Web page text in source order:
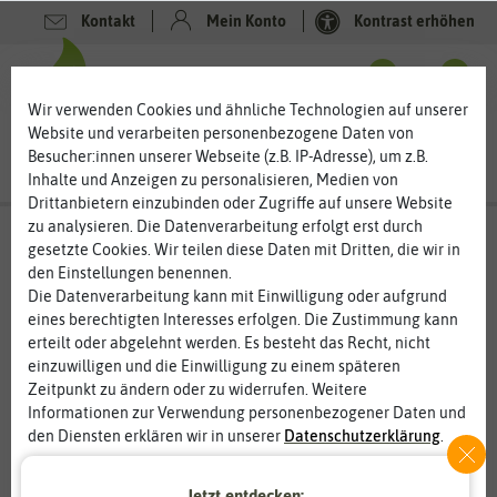
Kontakt Mein Konto Kontrast erhöhen
-50%
Wir verwenden Cookies und ähnliche Technologien auf unserer
Website und verarbeiten personenbezogene Daten von
Besucher:innen unserer Webseite (z.B. IP-Adresse), um z.B.
Inhalte und Anzeigen zu personalisieren, Medien von
Drittanbietern einzubinden oder Zugriffe auf unsere Website
zu analysieren. Die Datenverarbeitung erfolgt erst durch
gesetzte Cookies. Wir teilen diese Daten mit Dritten, die wir in
den Einstellungen benennen.
Die Datenverarbeitung kann mit Einwilligung oder aufgrund
eines berechtigten Interesses erfolgen. Die Zustimmung kann
erteilt oder abgelehnt werden. Es besteht das Recht, nicht
einzuwilligen und die Einwilligung zu einem späteren
Zeitpunkt zu ändern oder zu widerrufen. Weitere
Informationen zur Verwendung personenbezogener Daten und
den Diensten erklären wir in unserer Daten­schutz­erklärung
Statistik